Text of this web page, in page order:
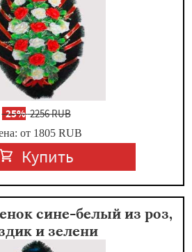
-25%2256 RUB
от 1805 RUB
Купить
сине-белый из роз,
и зелени